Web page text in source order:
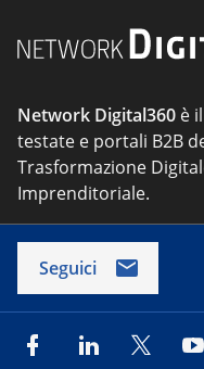
Network Digital360 è
testate e portali B2B
Trasformazione
Imprenditoriale.
Seguici